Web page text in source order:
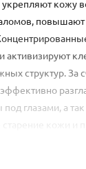
кожу
повышают
активизируют
структур. За
глазами, а